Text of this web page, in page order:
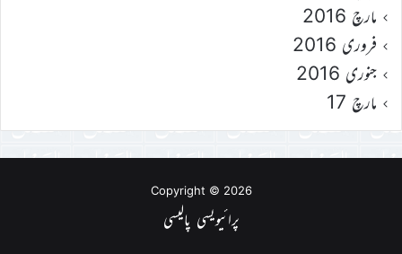
مارچ 2016
فروری 2016
جنوری 2016
مارچ 17
Copyright © 2026
پرائیویسی پالیسی